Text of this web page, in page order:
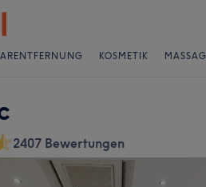
KOSMETIK
2407 Bewertungen